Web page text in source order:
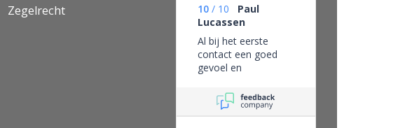
Zegelrecht
10 / 10
Paul
Lucassen
Al bij het eerste
contact een goed
gevoel en
bedrijf, eerlijk zaken
doen en leveren wat
je belooft.